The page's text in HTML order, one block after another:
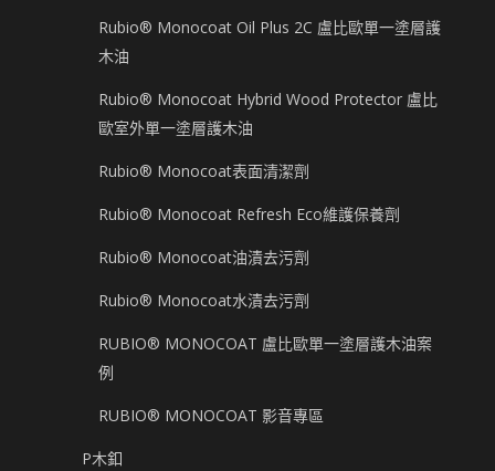
Rubio® Monocoat Oil Plus 2C 盧比歐單一塗層護
木油
Rubio® Monocoat Hybrid Wood Protector 盧比
歐室外單一塗層護木油
Rubio® Monocoat表面清潔劑
Rubio® Monocoat Refresh Eco維護保養劑
Rubio® Monocoat油漬去污劑
Rubio® Monocoat水漬去污劑
RUBIO® MONOCOAT 盧比歐單一塗層護木油案
例
RUBIO® MONOCOAT 影音專區
P木釦